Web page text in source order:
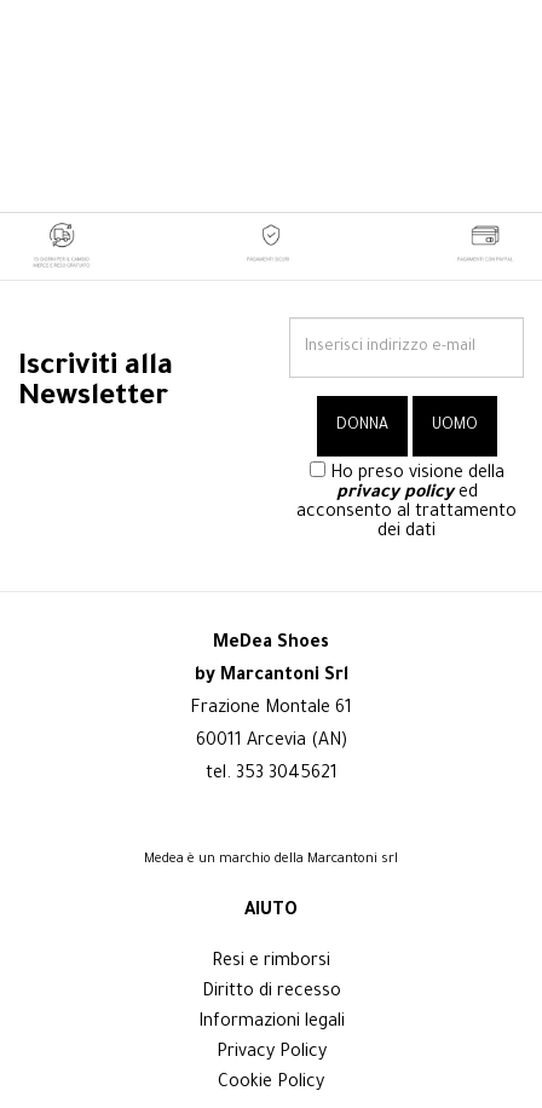
Iscriviti alla
Newsletter
Ho preso visione della
privacy policyed
acconsento al trattamento
dei dati
MeDea Shoes
by Marcantoni Srl
Frazione Montale 61
60011 Arcevia (AN)
tel. 353 3045621
Medea è un marchio della Marcantoni srl
AIUTO
Resi e rimborsi
Diritto di recesso
Informazioni legali
Privacy Policy
Cookie Policy